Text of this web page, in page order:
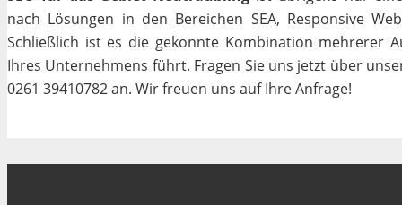
nach Lösungen in den Bereichen SEA, Responsive
Schließlich ist es die gekonnte Kombination mehrerer
Ihres Unternehmens führt. Fragen Sie uns jetzt über
0261 39410782 an. Wir freuen uns auf Ihre Anfrage!